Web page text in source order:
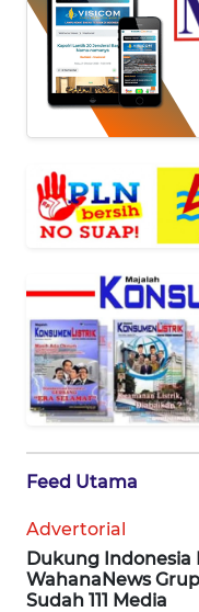
Feed Utama
Advertorial
Dukung Indonesia
WahanaNews
Sudah 111 Media
TENTANG
KAMI
PEDOMAN
REDAKSI
DISCLAIMER
Wahana
News
Regional
WN
WN
JAKARTA